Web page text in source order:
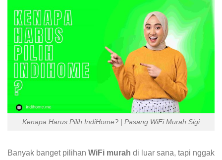
Kenapa Harus Pilih IndiHome? | Pasang WiFi Murah Sigi
Banyak banget pilihan WiFi murah di luar sana, tapi nggak